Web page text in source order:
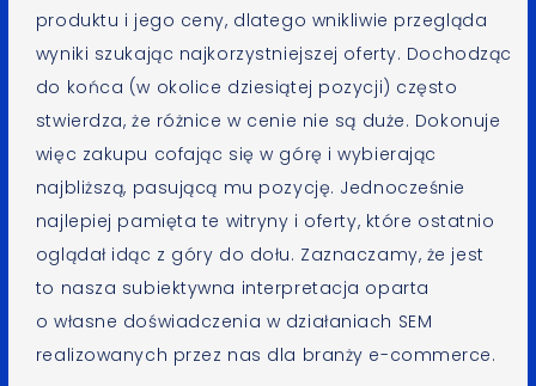
produktu i jego ceny, dlatego wnikliwie przegląda
wyniki szukając najkorzystniejszej oferty. Dochodząc
do końca (w okolice dziesiątej pozycji) często
stwierdza, że różnice w cenie nie są duże. Dokonuje
więc zakupu cofając się w górę i wybierając
najbliższą, pasującą mu pozycję. Jednocześnie
najlepiej pamięta te witryny i oferty, które ostatnio
oglądał idąc z góry do dołu. Zaznaczamy, że jest
to nasza subiektywna interpretacja oparta
o własne doświadczenia w działaniach SEM
realizowanych przez nas dla branży e-commerce.